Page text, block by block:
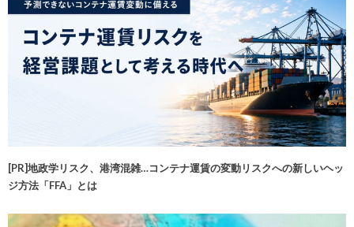
[PR]地政学リスク、港湾混雑…コンテナ運賃の変動リスクへの新しいヘッ
ジ方法「FFA」とは